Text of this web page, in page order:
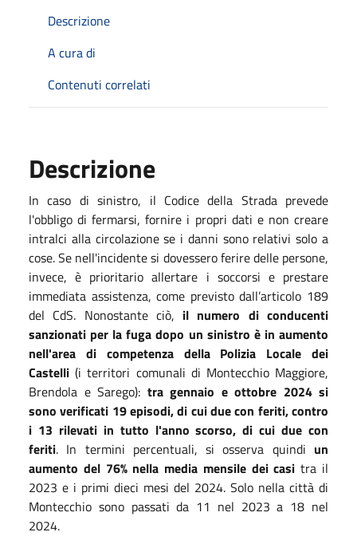
Descrizione
A cura di
Contenuti correlati
Descrizione
In caso di sinistro, il Codice della Strada prevede
l'obbligo di fermarsi, fornire i propri dati e non creare
intralci alla circolazione se i danni sono relativi solo a
cose. Se nell'incidente si dovessero ferire delle persone,
invece, è prioritario allertare i soccorsi e prestare
immediata assistenza, come previsto dall’articolo 189
del CdS. Nonostante ciò, il numero di conducenti
sanzionati per la fuga dopo un sinistro è in aumento
nell'area di competenza della Polizia Locale dei
Castelli (i territori comunali di Montecchio Maggiore,
Brendola e Sarego): tra gennaio e ottobre 2024 si
sono verificati 19 episodi, di cui due con feriti, contro
i 13 rilevati in tutto l'anno scorso, di cui due con
feriti. In termini percentuali, si osserva quindi un
aumento del 76% nella media mensile dei casi tra il
2023 e i primi dieci mesi del 2024. Solo nella città di
Montecchio sono passati da 11 nel 2023 a 18 nel
2024.